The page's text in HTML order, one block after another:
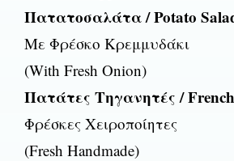
Πατατοσαλάτα / Potato
Με Φρέσκο Κρεμμυδάκι
(With Fresh Onion)
Πατάτες Τηγανητές /
Φρέσκες Χειροποίητες
(Fresh Handmade)